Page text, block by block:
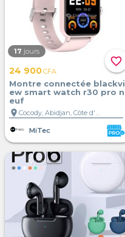
favorite_border
17 jours
24 900CFA
Montre connectée blackvi
ew smart watch r30 pro n
euf
location_on
Cocody, Abidjan, Côte d'Ivoire
MiTec